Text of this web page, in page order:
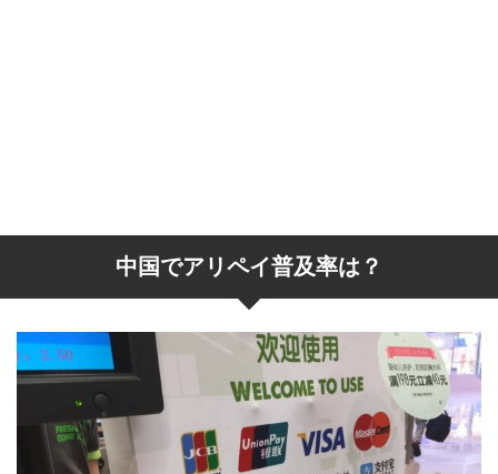
中国でアリペイ普及率は？